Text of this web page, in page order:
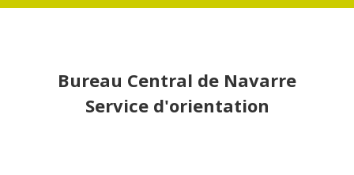
Bureau Central de Navarre
Service d'orientation